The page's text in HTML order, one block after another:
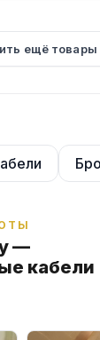
ещё товары
—
кабели